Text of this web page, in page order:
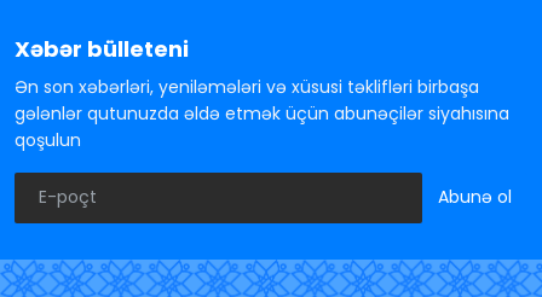
Xəbər bülleteni
Ən son xəbərləri, yeniləmələri və xüsusi təklifləri birbaşa
gələnlər qutunuzda əldə etmək üçün abunəçilər siyahısına
qoşulun
Abunə ol